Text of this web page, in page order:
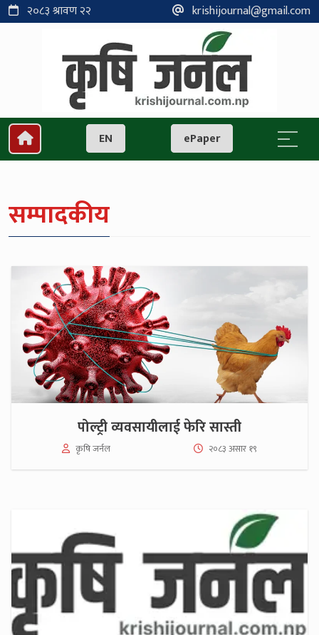
२०८३ श्रावण २२ krishijournal@gmail.com
EN ePaper
सम्पादकीय
पोल्ट्री व्यवसायीलाई फेरि सास्ती
कृषि जर्नल २०८३ असार १९